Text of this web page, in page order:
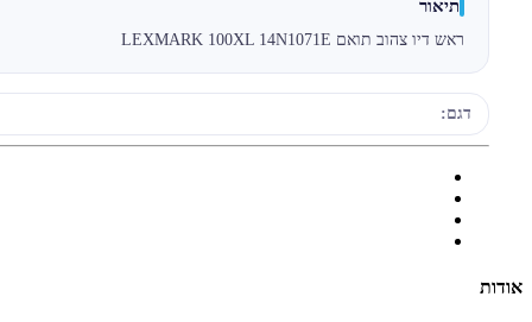
תיאור
ראש דיו צהוב תואם LEXMARK 100XL 14N1071E
דגם:
אודות